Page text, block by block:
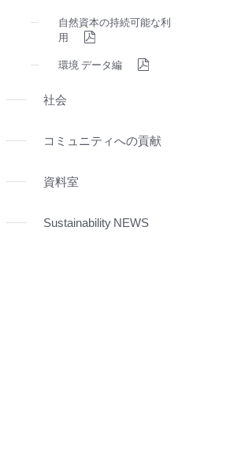
自然資本の持続可能な利
用
環境 データ編
社会
コミュニティへの貢献
資料室
Sustainability NEWS